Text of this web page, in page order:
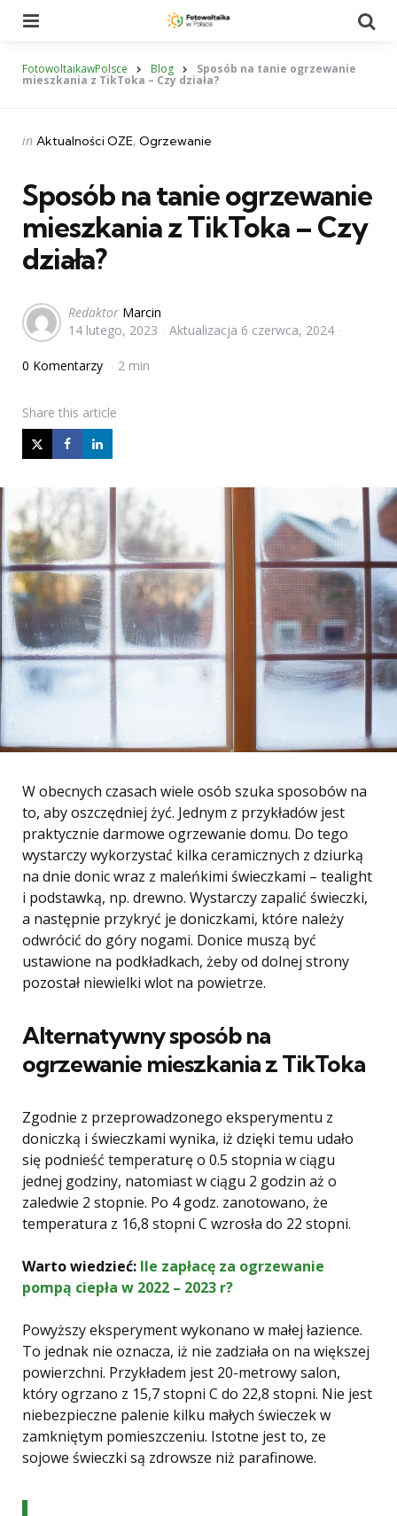
FotowoltaikawPolsce Blog Sposób na tanie ogrzewanie
mieszkania z TikToka – Czy działa?
Categories
Posted
in Aktualności OZE Ogrzewanie
Sposób na tanie ogrzewanie
mieszkania z TikToka – Czy
działa?
Posted
by
Redaktor Marcin
14 lutego, 2023
Aktualizacja 6 czerwca, 2024
0 Komentarzy 2 min
Share this article
W obecnych czasach wiele osób szuka sposobów na
to, aby oszczędniej żyć. Jednym z przykładów jest
praktycznie darmowe ogrzewanie domu. Do tego
wystarczy wykorzystać kilka ceramicznych z dziurką
na dnie donic wraz z maleńkimi świeczkami – tealight
i podstawką, np. drewno. Wystarczy zapalić świeczki,
a następnie przykryć je doniczkami, które należy
odwrócić do góry nogami. Donice muszą być
ustawione na podkładkach, żeby od dolnej strony
pozostał niewielki wlot na powietrze.
Alternatywny sposób na
ogrzewanie mieszkania z TikToka
Zgodnie z przeprowadzonego eksperymentu z
doniczką i świeczkami wynika, iż dzięki temu udało
się podnieść temperaturę o 0.5 stopnia w ciągu
jednej godziny, natomiast w ciągu 2 godzin aż o
zaledwie 2 stopnie. Po 4 godz. zanotowano, że
temperatura z 16,8 stopni C wzrosła do 22 stopni.
Warto wiedzieć: Ile zapłacę za ogrzewanie
pompą ciepła w 2022 – 2023 r?
Powyższy eksperyment wykonano w małej łazience.
To jednak nie oznacza, iż nie zadziała on na większej
powierzchni. Przykładem jest 20-metrowy salon,
który ogrzano z 15,7 stopni C do 22,8 stopni. Nie jest
niebezpieczne palenie kilku małych świeczek w
zamkniętym pomieszczeniu. Istotne jest to, ze
sojowe świeczki są zdrowsze niż parafinowe.